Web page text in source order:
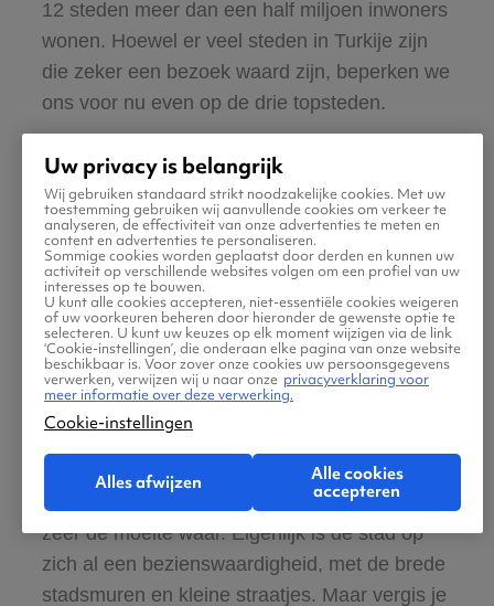
12 steden meer dan een half miljoen inwoners
wonen. Hoewel er veel steden in Turkije zijn
die zeker een bezoek waard zijn, beperken we
ons voor nu even op de drie topsteden.
Ankara
Wanneer je een weekend Turkije boekt, dan is
de hoofdstad Ankara een hele goede optie
voor jouw citytrip. In Ankara zie je een
duidelijke mix van Oosterse invloeden met
invloeden vanuit Europa. Dat zie je aan de
gebouwen, aan de mensen, het eten, eigenlijk
aan alles. Bezoek het mausoleum waar
Mustafa Kemal Atatürk, grondlegger van de
republiek Turkije, opgebaard ligt. Ook het
Museum van Anatolische Beschavingen is
zeer de moeite waar. Eigenlijk is de stad op
zich al een bezienswaardigheid, met de brede
stadsmuren en kleine straatjes. Maar vergis je
Uw privacy is belangrijk
Wij gebruiken standaard strikt noodzakelijke cookies. Met uw
toestemming gebruiken wij aanvullende cookies om verkeer te
analyseren, de effectiviteit van onze advertenties te meten en
content en advertenties te personaliseren.
Sommige cookies worden geplaatst door derden en kunnen uw
activiteit op verschillende websites volgen om een profiel van uw
interesses op te bouwen.
U kunt alle cookies accepteren, niet-essentiële cookies weigeren
of uw voorkeuren beheren door hieronder de gewenste optie te
selecteren. U kunt uw keuzes op elk moment wijzigen via de link
‘Cookie-instellingen’, die onderaan elke pagina van onze website
beschikbaar is. Voor zover onze cookies uw persoonsgegevens
verwerken, verwijzen wij u naar onze privacyverklaring voor
meer informatie over deze verwerking.
Cookie-instellingen
Alles afwijzen
Alle cookies
accepteren